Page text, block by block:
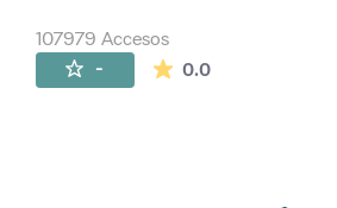
107979 Accesos
- 0.0La valoración